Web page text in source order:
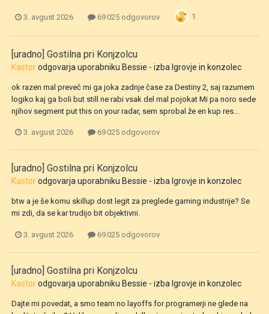
3. avgust 2026 69 025 odgovorov 1
[uradno] Gostilna pri Konjzolcu
Kastorodgovarja uporabniku Bessie - izba Igrovje in konzolec
ok razen mal preveč mi ga joka zadnje čase za Destiny 2, saj razumem
logiko kaj ga boli but still ne rabi vsak del mal pojokat Mi pa noro sede
njihov segment put this on your radar, sem sprobal že en kup res...
3. avgust 2026 69 025 odgovorov
[uradno] Gostilna pri Konjzolcu
Kastorodgovarja uporabniku Bessie - izba Igrovje in konzolec
btw a je še komu skillup dost legit za preglede gaming industrije? Se
mi zdi, da se kar trudijo bit objektivni.
3. avgust 2026 69 025 odgovorov
[uradno] Gostilna pri Konjzolcu
Kastorodgovarja uporabniku Bessie - izba Igrovje in konzolec
Dajte mi povedat, a smo team no layoffs for programerji ne glede na